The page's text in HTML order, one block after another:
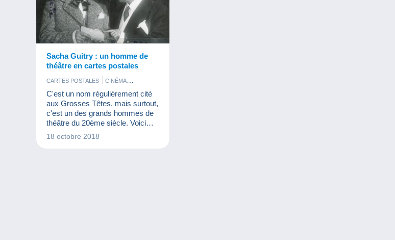
Sacha Guitry : un homme de
théâtre en cartes postales
CARTES POSTALES
CINÉMA
PHOTOGRAPHIE
C'est un nom régulièrement cité
aux Grosses Têtes, mais surtout,
c'est un des grands hommes de
théâtre du 20ème siècle. Voici
Sacha Guitry !
18 octobre 2018